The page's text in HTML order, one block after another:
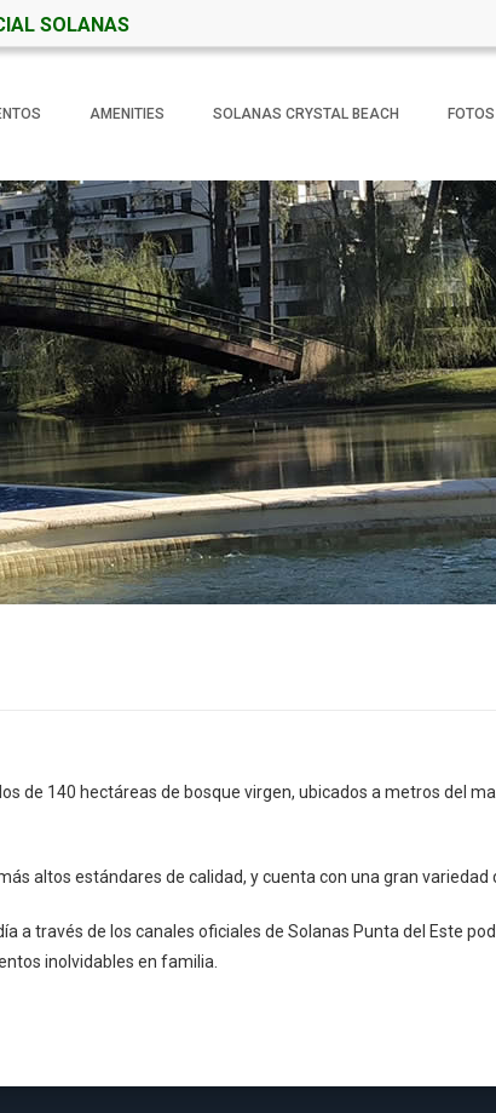
SOLANAS
AMENITIES SOLANAS CRYSTAL BEACH FOTOS
de 140 hectáreas de bosque virgen, ubicados a metros del
altos estándares de calidad, y cuenta con una gran variedad
través de los canales oficiales de Solanas Punta del Este
inolvidables en familia.